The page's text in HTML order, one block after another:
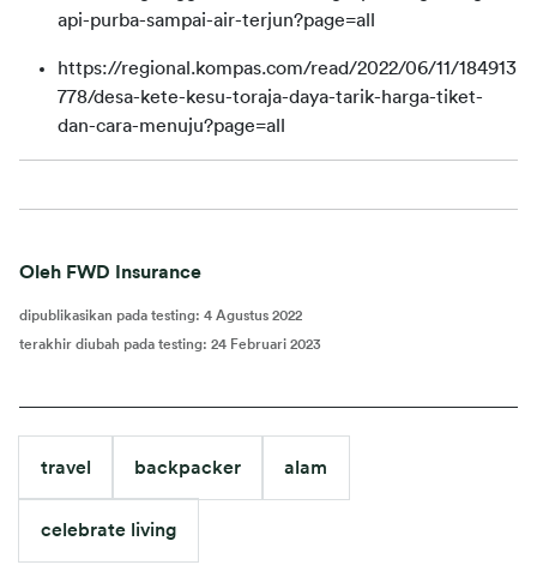
api-purba-sampai-air-terjun?page=all
https://regional.kompas.com/read/2022/06/11/184913
778/desa-kete-kesu-toraja-daya-tarik-harga-tiket-
dan-cara-menuju?page=all
Oleh FWD Insurance
dipublikasikan pada testing: 4 Agustus 2022
terakhir diubah pada testing: 24 Februari 2023
travel backpacker alam
celebrate living